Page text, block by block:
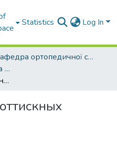
Statistics Log In
Кафедра ортопедичної стоматології
Наукові праці. Кафедра ортопедичної стоматології
Классификация оттискных материалов